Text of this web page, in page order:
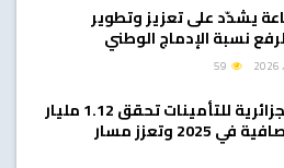
يشدّد على تعزيز وتطوير
نسبة الإدماج الوطني
الشركة الجزائرية للتأمينات تحقق 1.12 مليار
دج أرباحا صافية في 2025 وتعزز مسار